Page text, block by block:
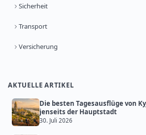
Sicherheit
Transport
Versicherung
AKTUELLE ARTIKEL
Die besten Tagesausflüge von
jenseits der Hauptstadt
30. Juli 2026